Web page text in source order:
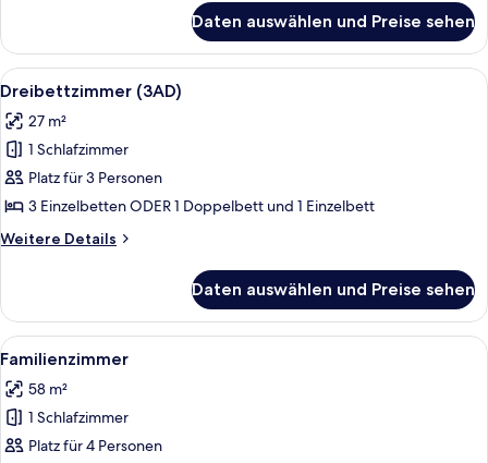
oder
Zweibettzimmer
(2AD)
Daten auswählen und Preise sehen
Alle
Fotos
für
Dreibettzimmer
(3AD)
anzeigen
Ein Hotelzimmer mit einem Bett,
5
Dreibettzimmer (3AD)
27 m²
1 Schlafzimmer
Platz für 3 Personen
3 Einzelbetten ODER 1 Doppelbett und 1 Einzelbett
Weitere Details
Weitere
(3AD)
Daten auswählen und Preise sehen
Alle
Fotos
für
Familienzimmer
anzeigen
Ein Hotelzimmer mit einem Bett,
5
Familienzimmer
58 m²
1 Schlafzimmer
Platz für 4 Personen